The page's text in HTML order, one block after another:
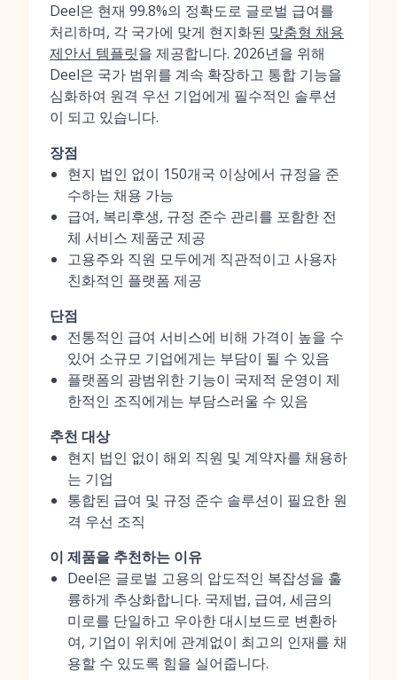
Deel은 현재 99.8%의 정확도로 글로벌 급여를
처리하며, 각 국가에 맞게 현지화된 맞춤형 채용
제안서 템플릿을 제공합니다. 2026년을 위해
Deel은 국가 범위를 계속 확장하고 통합 기능을
심화하여 원격 우선 기업에게 필수적인 솔루션
이 되고 있습니다.
장점
현지 법인 없이 150개국 이상에서 규정을 준
수하는 채용 가능
급여, 복리후생, 규정 준수 관리를 포함한 전
체 서비스 제품군 제공
고용주와 직원 모두에게 직관적이고 사용자
친화적인 플랫폼 제공
단점
전통적인 급여 서비스에 비해 가격이 높을 수
있어 소규모 기업에게는 부담이 될 수 있음
플랫폼의 광범위한 기능이 국제적 운영이 제
한적인 조직에게는 부담스러울 수 있음
추천 대상
현지 법인 없이 해외 직원 및 계약자를 채용하
는 기업
통합된 급여 및 규정 준수 솔루션이 필요한 원
격 우선 조직
이 제품을 추천하는 이유
Deel은 글로벌 고용의 압도적인 복잡성을 훌
륭하게 추상화합니다. 국제법, 급여, 세금의
미로를 단일하고 우아한 대시보드로 변환하
여, 기업이 위치에 관계없이 최고의 인재를 채
용할 수 있도록 힘을 실어줍니다.